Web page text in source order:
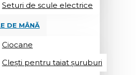
Seturi de scule electrice
DE MÂNĂ
Ciocane
Cleşti pentru taiat șuruburi